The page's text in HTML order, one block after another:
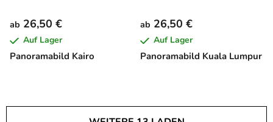
Panoramabild Kairo
ab 26,50 €
Auf Lager
Panoramabild Kuala Lumpur
ab 26,50 €
Auf Lager